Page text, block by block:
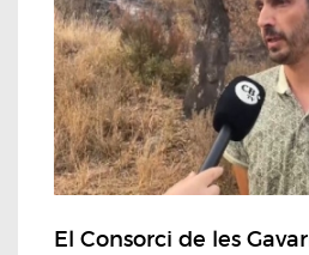
El Consorci de les